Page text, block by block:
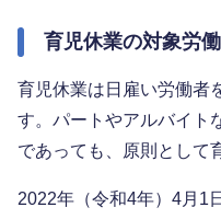
育児休業の対象労
育児休業は日雇い労働者
す。パートやアルバイト
であっても、原則として
2022年（令和4年）4月1